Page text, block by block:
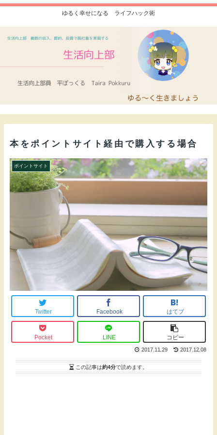
ゆるく幸せになる ライフハック術
本をポイントサイト経由で購入する場合
ポイントサイト
Twitter Facebook はてブ
Pocket LINE コピー
2017.12.08
2017.11.29
この記事は約4分で読めます。